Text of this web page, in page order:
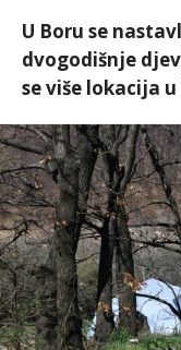
U Boru se
dvogodišnje
se više lokacija